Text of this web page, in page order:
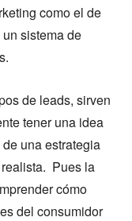
como el de
sistema de
de leads, sirven
tener una idea
una estrategia
Pues la
cómo
del consumidor